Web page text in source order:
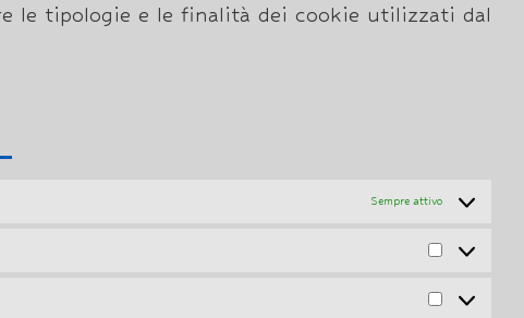
le tipologie e le finalità dei cookie utilizzati dal
Sempre attivo